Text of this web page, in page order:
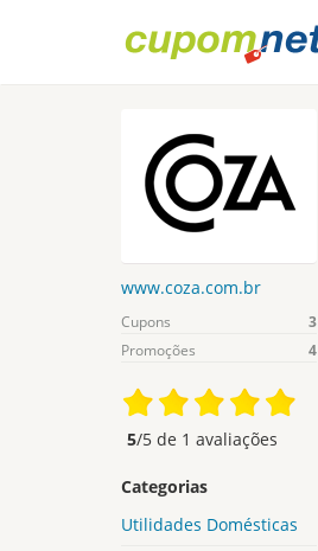
www.coza.com.br
Cupons
3
Promoções
4
5/5 de 1 avaliações
Categorias
Utilidades Domésticas